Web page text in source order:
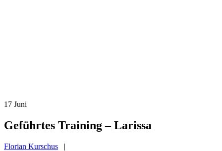
17 Juni
Geführtes Training – Larissa
Florian Kurschus |